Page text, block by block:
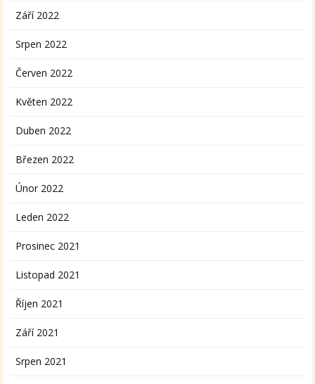
Září 2022
Srpen 2022
Červen 2022
Květen 2022
Duben 2022
Březen 2022
Únor 2022
Leden 2022
Prosinec 2021
Listopad 2021
Říjen 2021
Září 2021
Srpen 2021